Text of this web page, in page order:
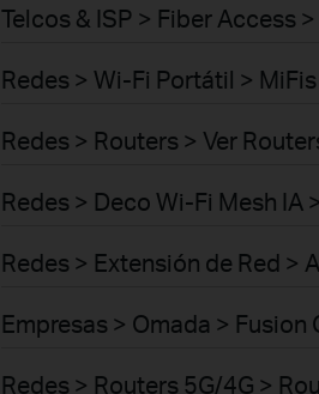
Telcos & ISP > Fiber Access
Redes > Wi-Fi Portátil > MiFis
Redes > Routers > Ver
Redes > Deco Wi-Fi Mesh IA
Redes > Extensión de Red >
Empresas > Omada >
Redes > Routers 5G/4G >